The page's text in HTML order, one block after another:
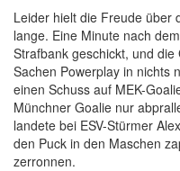
Leider hielt die Freude über
lange. Eine Minute nach
Strafbank geschickt, und
Sachen Powerplay in nichts
einen Schuss auf MEK-
Münchner Goalie nur
landete bei ESV-Stürmer
den Puck in den Maschen
zerronnen.